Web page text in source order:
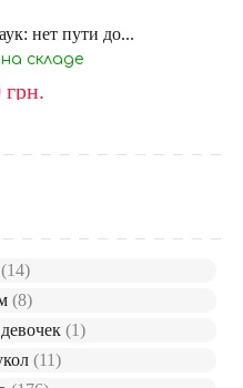
нет пути до...
складе
грн.
(14)
(8)
(1)
(11)